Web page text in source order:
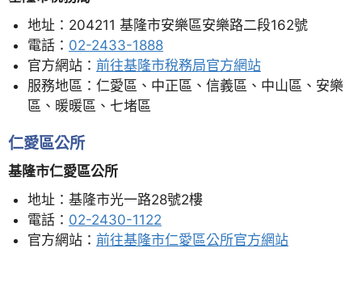
地址：204211 基隆市安樂區安樂路二段162號
電話： 02-2433-1888
官方網站： 前往基隆市稅務局官方網站
服務地區：仁愛區、中正區、信義區、中山區、安樂
區、暖暖區、七堵區
仁愛區公所
基隆市仁愛區公所
地址：基隆市光一路28號2樓
電話： 02-2430-1122
官方網站： 前往基隆市仁愛區公所官方網站